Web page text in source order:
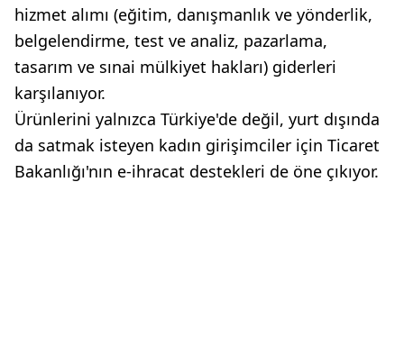
hizmet alımı (eğitim, danışmanlık ve yönderlik,
belgelendirme, test ve analiz, pazarlama,
tasarım ve sınai mülkiyet hakları) giderleri
karşılanıyor.
Ürünlerini yalnızca Türkiye'de değil, yurt dışında
da satmak isteyen kadın girişimciler için Ticaret
Bakanlığı'nın e-ihracat destekleri de öne çıkıyor.